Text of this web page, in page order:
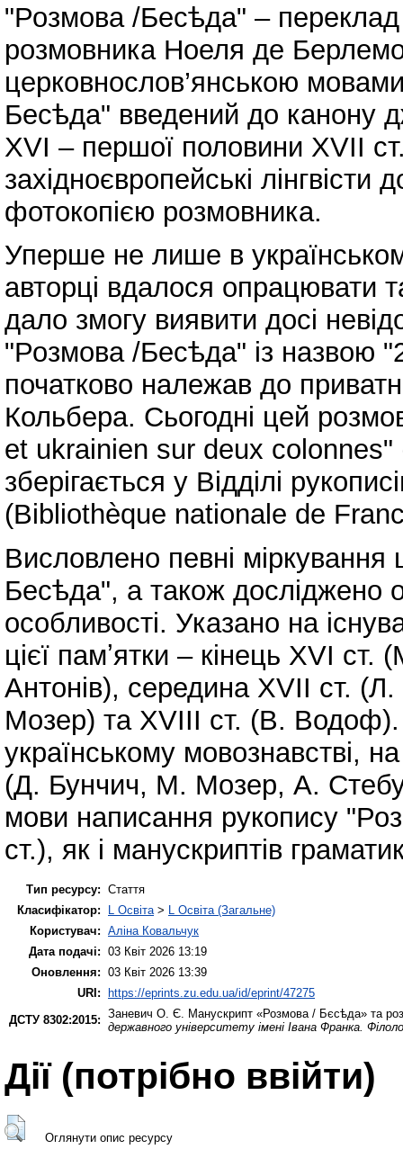
"Розмова /Бесѣда" –
розмовника Ноеля де
церковнослов’янською
Бесѣда" введений до канону
XVI – першої половини XVII
західноєвропейські
фотокопією розмовника.
Уперше не лише в
авторці вдалося опрацювати
дало змогу виявити досі
"Розмова /Бесѣда" із назвою
початково належав до
Кольбера. Сьогодні цей
et ukrainien sur deux
зберігається у Відділі
(Bibliothèque nationale de
Висловлено певні міркування
Бесѣда", а також досліджено
особливості. Указано на
цієї памʼятки – кінець XVI
Антонів), середина XVII ст.
Мозер) та XVIII ст. (В.
українському мовознавстві,
(Д. Бунчич, М. Мозер, А.
мови написання рукопису
ст.), як і манускриптів
Тип ресурсу: Стаття
Класифікатор:
L Освіта> L Освіта (Загальне)
Користувач: Аліна Ковальчук
Дата подачі: 03 Квіт 2026 13:19
Оновлення: 03 Квіт 2026 13:39
URI:
https://eprints.zu.edu.ua/id/eprint/47275
ДСТУ 8302:2015: Заневич О. Є. Манускрипт «Розмова / Бєсѣда» та
державного університету імені Івана Франка.
Дії ​​(потрібно ввійти)
Оглянути опис ресурсу